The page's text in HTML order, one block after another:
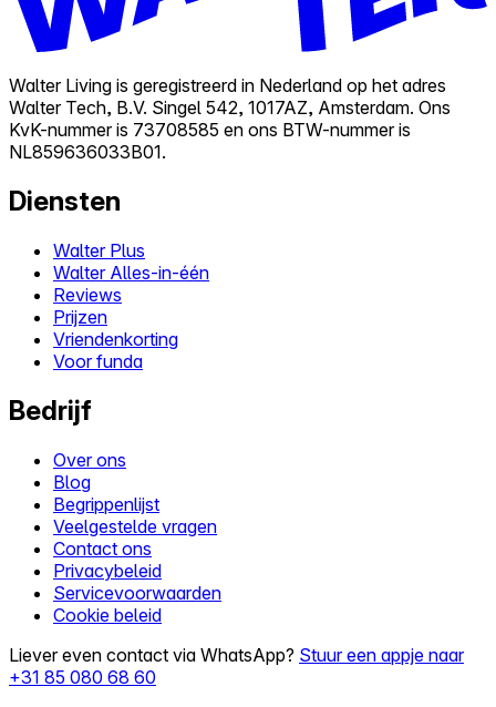
Walter Living is geregistreerd in Nederland op het adres
Walter Tech, B.V. Singel 542, 1017AZ, Amsterdam. Ons
KvK-nummer is 73708585 en ons BTW-nummer is
NL859636033B01.
Diensten
Walter Plus
Walter Alles-in-één
Reviews
Prijzen
Vriendenkorting
Voor funda
Bedrijf
Over ons
Blog
Begrippenlijst
Veelgestelde vragen
Contact ons
Privacybeleid
Servicevoorwaarden
Cookie beleid
Liever even contact via WhatsApp? Stuur een appje naar
+31 85 080 68 60